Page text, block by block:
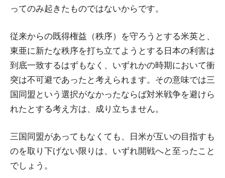
ってのみ起きたものではないからです。
従来からの既得権益（秩序）を守ろうとする米英と、
東亜に新たな秩序を打ち立てようとする日本の利害は
到底一致するはずもなく、いずれかの時期において衝
突は不可避であったと考えられます。その意味では三
国同盟という選択がなかったならば対米戦争を避けら
れたとする考え方は、成り立ちません。
三国同盟があってもなくても、日米が互いの目指すも
のを取り下げない限りは、いずれ開戦へと至ったこと
でしょう。